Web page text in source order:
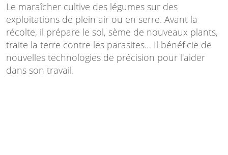
Le maraîcher cultive des légumes sur des
exploitations de plein air ou en serre. Avant la
récolte, il prépare le sol, sème de nouveaux plants,
traite la terre contre les parasites… Il bénéficie de
nouvelles technologies de précision pour l'aider
dans son travail.